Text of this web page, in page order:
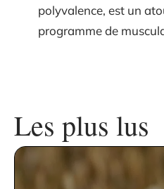
polyvalence, est un
programme de
Les plus lus